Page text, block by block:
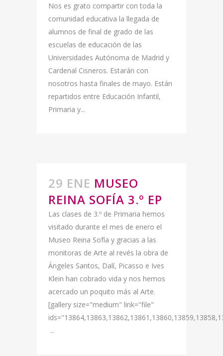
Nos es grato compartir con toda la
comunidad educativa la llegada de
alumnos de final de grado de las
escuelas de educación de las
Universidades Autónoma de Madrid y
Cardenal Cisneros. Estarán con
nosotros hasta finales de mayo. Están
repartidos entre Educación Infantil,
Primaria y...
29 ENE MUSEO
REINA SOFÍA 3.º EP
Las clases de 3.º de Primaria hemos
visitado durante el mes de enero el
Museo Reina Sofía y gracias a las
monitoras de Arte al revés la obra de
Ángeles Santos, Dalí, Picasso e Ives
Klein han cobrado vida y nos hemos
acercado un poquito más al Arte.
[gallery size="medium" link="file"
...